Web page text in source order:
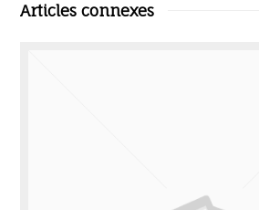
Articles connexes